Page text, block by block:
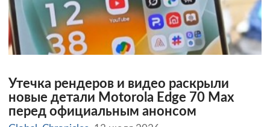
Утечка рендеров и видео раскрыли
новые детали Motorola Edge 70 Max
перед официальным анонсом